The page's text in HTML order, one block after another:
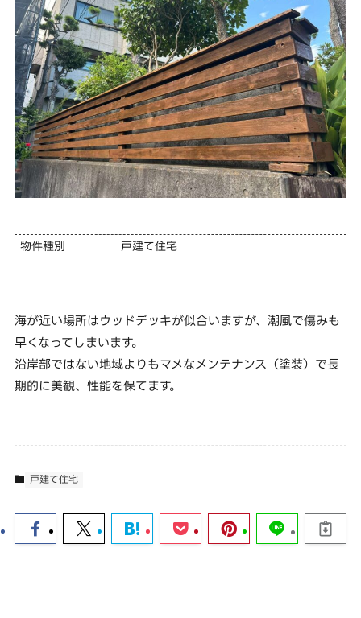
物件種別 戸建て住宅
海が近い場所はウッドデッキが似合いますが、潮風で傷みも
早くなってしまいます。
沿岸部ではない地域よりもマメなメンテナンス（塗装）で長
期的に美観、性能を保てます。
戸建て住宅